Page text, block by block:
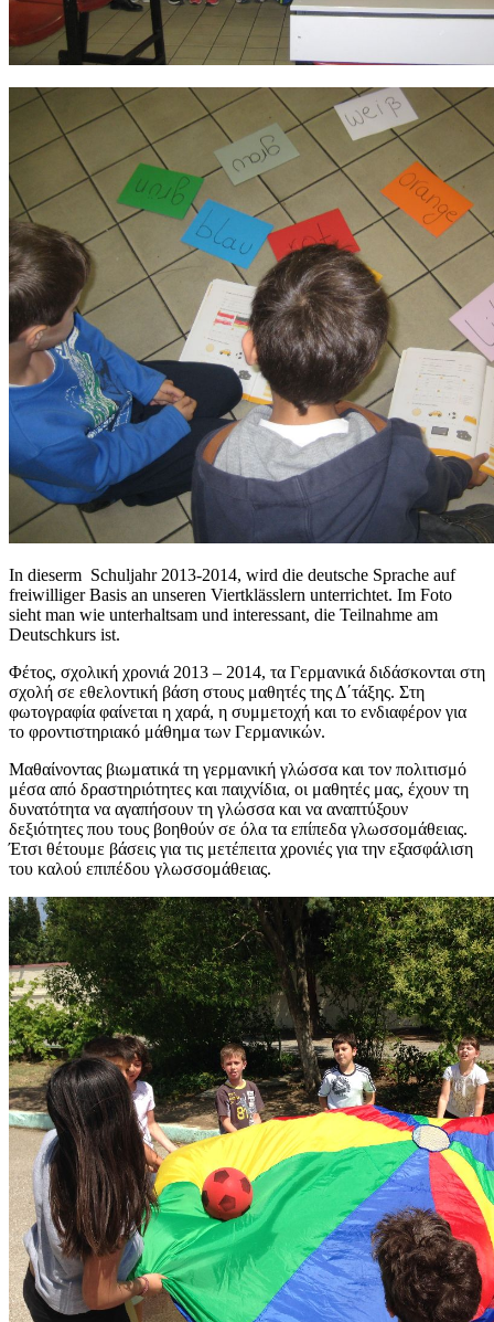
In dieserm Schuljahr 2013-2014, wird die deutsche Sprache auf
freiwilliger Basis an unseren Viertklässlern unterrichtet. Im Foto
sieht man wie unterhaltsam und interessant, die Teilnahme am
Deutschkurs ist.
Φέτος, σχολική χρονιά 2013 – 2014, τα Γερμανικά διδάσκονται στη
σχολή σε εθελοντική βάση στους μαθητές της Δ΄τάξης. Στη
φωτογραφία φαίνεται η χαρά, η συμμετοχή και το ενδιαφέρον για
το φροντιστηριακό μάθημα των Γερμανικών.
Μαθαίνοντας βιωματικά τη γερμανική γλώσσα και τον πολιτισμό
μέσα από δραστηριότητες και παιχνίδια, οι μαθητές μας, έχουν τη
δυνατότητα να αγαπήσουν τη γλώσσα και να αναπτύξουν
δεξιότητες που τους βοηθούν σε όλα τα επίπεδα γλωσσομάθειας.
Έτσι θέτουμε βάσεις για τις μετέπειτα χρονιές για την εξασφάλιση
του καλού επιπέδου γλωσσομάθειας.